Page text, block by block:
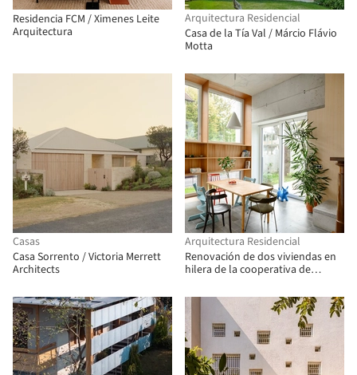
Residencia FCM / Ximenes Leite
Arquitectura
Arquitectura Residencial
Casa de la Tía Val / Márcio Flávio
Motta
Casas
Casa Sorrento / Victoria Merrett
Architects
Arquitectura Residencial
Renovación de dos viviendas en
hilera de la cooperativa de
Liubliana / dans arhitekti